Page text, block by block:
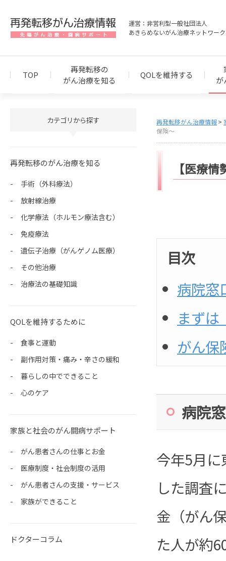
運営：非営利型一般社団法人
あきらめないがん治療ネットワーク
TOP
再発転移の
がん治療を知る
QOLを維持する
が
再発転移がん治療情報
保険～
【医療
目次
病院窓
まず
がん保
病院
今年5月
した調査
金（がん
た人が約
カテゴリから探す
再発転移のがん治療を知る
手術（外科療法）
放射線治療
化学療法（ホルモン療法含む）
免疫療法
遺伝子治療（がんゲノム医療）
その他治療
治療法の基礎知識
QOLを維持するために
食事と運動
副作用対策・痛み・辛さの緩和
暮らしの中でできること
心のケア
家族と社会のがん闘病サポート
がん患者さんの仕事とお金
医療制度・社会制度の活用
がん患者さんの支援・サービス
家族ができること
ドクターコラム